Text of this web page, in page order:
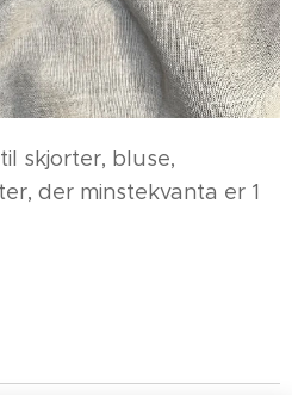
skjorter, bluse,
der minstekvanta er 1